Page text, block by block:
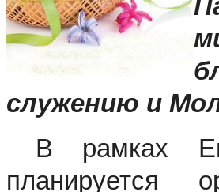
служению и
В рамках
планируется